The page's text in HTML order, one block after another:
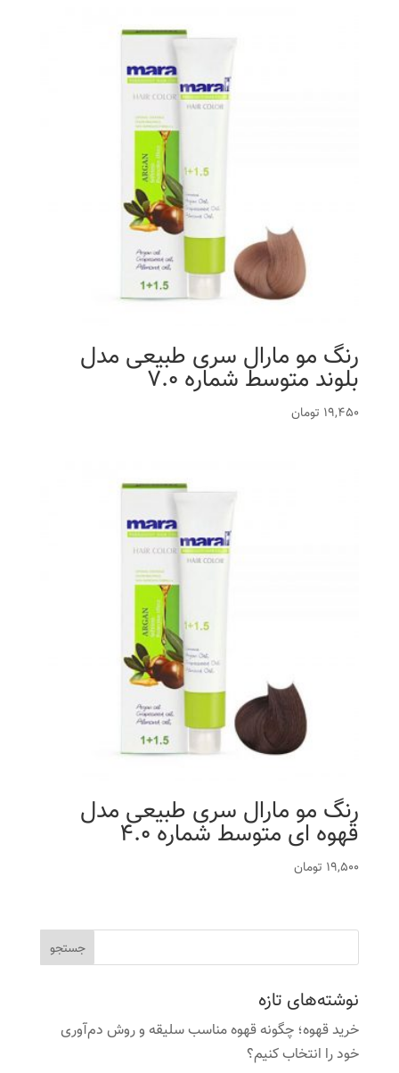
رنگ مو مارال سری طبیعی مدل
بلوند متوسط شماره 7.0
19,450 تومان
رنگ مو مارال سری طبیعی مدل
قهوه ای متوسط شماره 4.0
19,500 تومان
نوشته‌های تازه
خرید قهوه؛ چگونه قهوه مناسب سلیقه و روش دم‌آوری
خود را انتخاب کنیم؟